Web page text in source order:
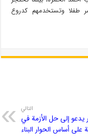
طفلا وتستخدمهم كدروع
التالي
يدعو إلى حل الأزمة في
على أساس الحوار البناء